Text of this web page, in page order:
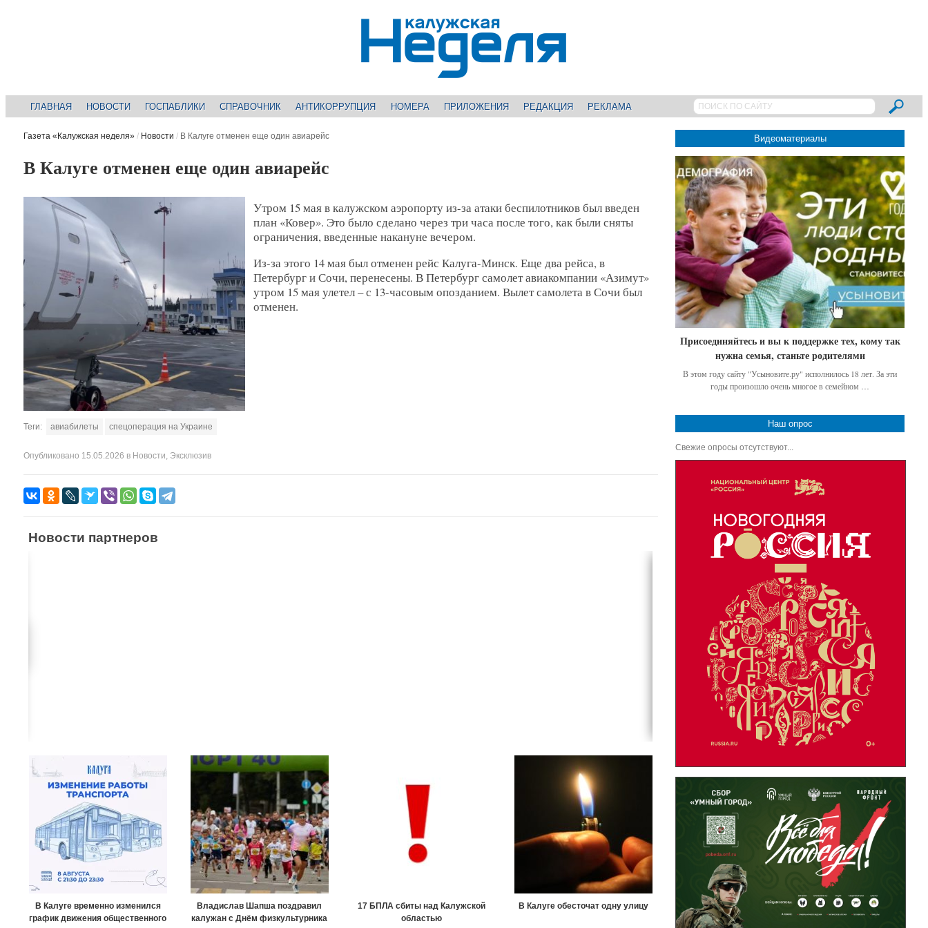
ГЛАВНАЯ НОВОСТИ ГОСПАБЛИКИ СПРАВОЧНИК АНТИКОРРУПЦИЯ НОМЕРА ПРИЛОЖЕНИЯ РЕДАКЦИЯ РЕКЛАМА
Газета «Калужская неделя» / Новости / В Калуге отменен еще один авиарейс
В Калуге отменен еще один авиарейс
Утром 15 мая в калужском аэропорту из-за атаки беспилотников был введен
план «Ковер». Это было сделано через три часа после того, как были сняты
ограничения, введенные накануне вечером.
Из-за этого 14 мая был отменен рейс Калуга-Минск. Еще два рейса, в
Петербург и Сочи, перенесены. В Петербург самолет авиакомпании «Азимут»
утром 15 мая улетел – с 13-часовым опозданием. Вылет самолета в Сочи был
отменен.
Теги: авиабилеты спецоперация на Украине
Опубликовано 15.05.2026 в Новости, Эксклюзив
Новости партнеров
В Калуге временно изменился
график движения общественного
Владислав Шапша поздравил
калужан с Днём физкультурника
17 БПЛА сбиты над Калужской
областью
В Калуге обесточат одну улицу
Видеоматериалы
Присоединяйтесь и вы к поддержке тех, кому так
нужна семья, станьте родителями
В этом году сайту "Усыновите.ру" исполнилось 18 лет. За эти
годы произошло очень многое в семейном …
Наш опрос
Свежие опросы отсутствуют...